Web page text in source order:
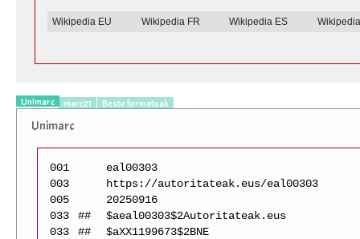
Wikipedia EU Wikipedia FR Wikipedia ES
Unimarc marc21 Beste formatuak
Unimarc
001
eal00303
003
https://autoritateak.eus/eal00303
005
20250916
033
##
$aeal00303$2Autoritateak.eus
033
##
$aXX1199673$2BNE